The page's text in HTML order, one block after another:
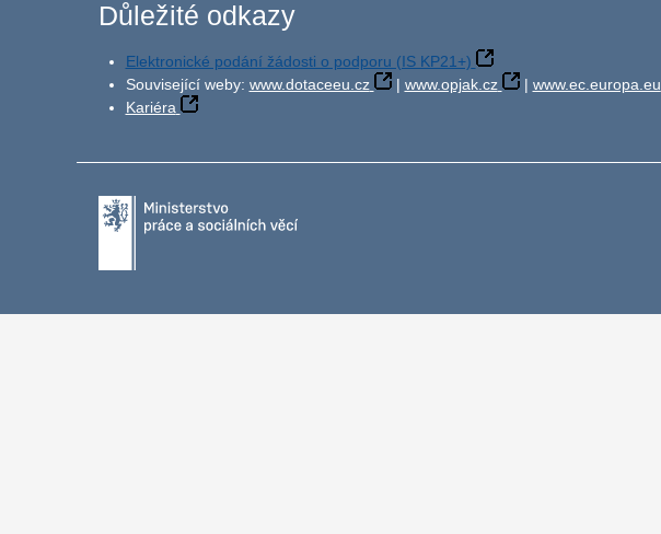
Důležité odkazy
Elektronické podání žádosti o podporu (IS KP21+)
Související weby: www.dotaceeu.cz | www.opjak.cz | www.ec.europa.eu
Kariéra